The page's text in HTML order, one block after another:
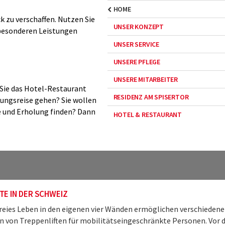
zu verschaffen. Nutzen Sie
Leistungen
das Hotel-Restaurant
gehen? Sie wollen
Erholung finden? Dann
HOME
UNSER KONZEPT
UNSER SERVICE
UNSERE PFLEGE
UNSERE MITARBEITER
RESIDENZ AM SPISERTOR
HOTEL & RESTAURANT
IN DER SCHWEIZ
Leben in den eigenen vier Wänden ermöglichen verschiedene
von Treppenliften für mobilitätseingeschränkte Personen. Vor